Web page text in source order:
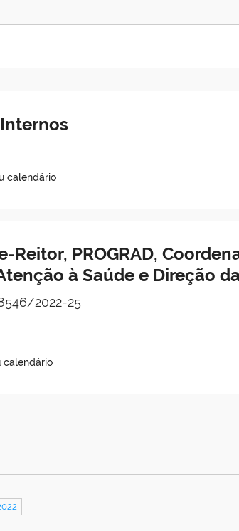
calendário
Reitor, PROGRAD,
à Saúde e Direção
2022-25
calendário